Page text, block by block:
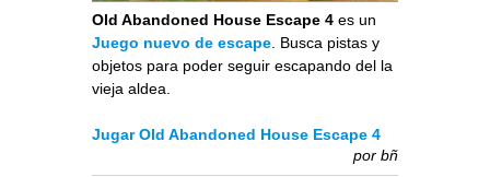
Old Abandoned House Escape 4 es un
Juego nuevo de escape . Busca pistas y
objetos para poder seguir escapando del la
vieja aldea.
Jugar Old Abandoned House Escape 4
por bñ